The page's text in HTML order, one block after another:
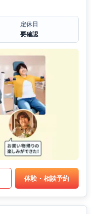
定休日
要確認
体験・相談予約